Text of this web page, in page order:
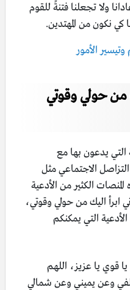
ولا تجعلنا فتنةً للقوم
كي نكون من المهتدين.
الأمور
من حولي وقوتي
التي يدعون بها مع
الاجتماعي مثل
الكثير من الأدعية
ابرأ اليك من حولي وقوتي،
التي يمكنكم
قوي يا عزيز، اللهم
وعن يميني وعن شمالي